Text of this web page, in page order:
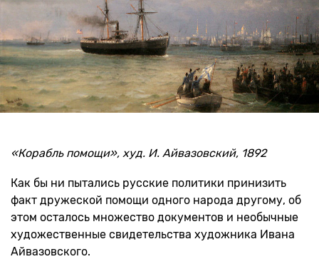
«Корабль помощи», худ. И. Айвазовский, 1892
Как бы ни пытались русские политики принизить
факт дружеской помощи одного народа другому, об
этом осталось множество документов и необычные
художественные свидетельства художника Ивана
Айвазовского.